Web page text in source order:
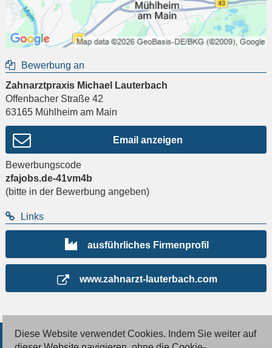
Bewerbung an
Zahnarztpraxis Michael Lauterbach
Offenbacher Straße 42
63165 Mühlheim am Main
Email anzeigen
Bewerbungscode
zfajobs.de-41vm4b
(bitte in der Bewerbung angeben)
Links
ausführliches Firmenprofil
www.zahnarzt-lauterbach.com
© 2026 Deutsche Jobmarkt GmbH
Diese Website verwendet Cookies. Indem Sie weiter auf